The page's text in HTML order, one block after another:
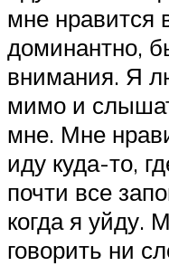
мне нравится
доминантно,
внимания. Я
мимо и
мне. Мне
иду куда-то,
почти все
когда я уйду.
говорить ни